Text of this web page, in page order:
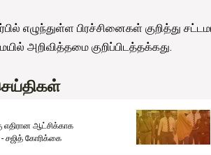
எழுந்துள்ள பிரச்சினைகள் குறித்து
அறிவித்தமை குறிப்பிடத்தக்கது.
எதிரான ஆட்சிக்காக
சஜித் கோரிக்கை